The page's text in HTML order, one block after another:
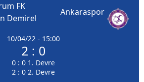
FK
Demirel
10/04/22 - 15:00
2 : 0
0 : 0 1. Devre
2 : 0 2. Devre
Ankaraspor